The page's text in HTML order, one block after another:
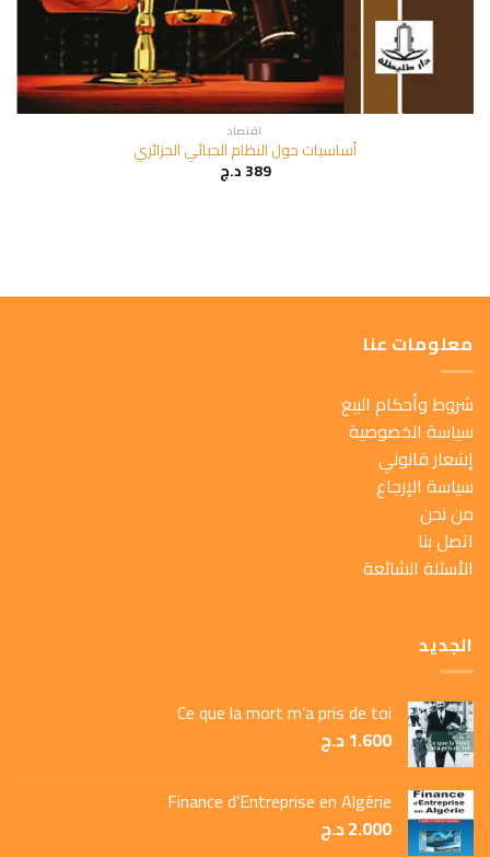
اقتصاد
أساسيات حول النظام الجبائي الجزائري
389د.ج
معلومات عنا
شروط وأحكام البيع
سياسة الخصوصية
إشعار قانوني
سياسة الإرجاع
من نحن
اتصل بنا
الأسئلة الشائعة
الجديد
Ce que la mort m’a pris de toi
1.600د.ج
Finance d’Entreprise en Algérie
2.000د.ج